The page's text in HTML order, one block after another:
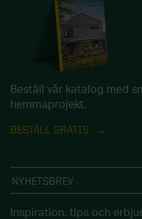
Beställ vår katalog med
hemmaprojekt.
BESTÄLL GRATIS
NYHETSBREV
Inspiration, tips och